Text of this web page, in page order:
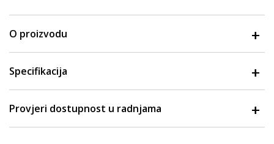
O proizvodu
Specifikacija
Provjeri dostupnost u radnjama